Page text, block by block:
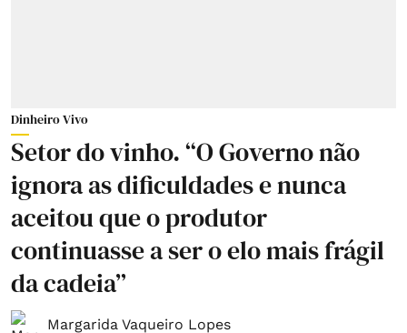
Dinheiro Vivo
Setor do vinho. “O Governo não
ignora as dificuldades e nunca
aceitou que o produtor
continuasse a ser o elo mais frágil
da cadeia”
Margarida Vaqueiro Lopes